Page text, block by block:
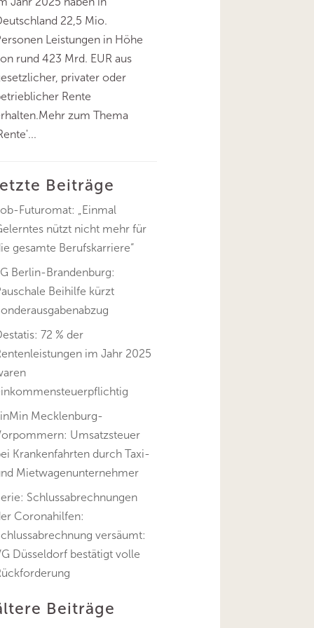
22,5 Mio.
Leistungen in Höhe
rund 423 Mrd. EUR aus
privater oder
Rente
zum Thema
Beiträge
Futuromat: „Einmal
nützt nicht mehr für
gesamte Berufskarriere“
Berlin-Brandenburg:
Beihilfe kürzt
72 % der
im Jahr 2025
Mecklenburg-
Umsatzsteuer
Krankenfahrten durch Taxi-
Mietwagenunternehmer
Schlussabrechnungen
Coronahilfen:
versäumt:
Düsseldorf bestätigt volle
Beiträge